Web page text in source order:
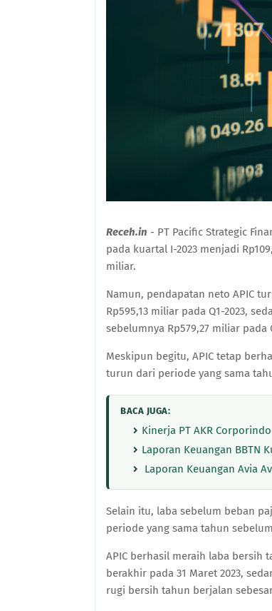
Receh.in - PT Pacific Strategic
pada kuartal I-2023 menjadi
miliar.
Namun, pendapatan neto APIC
Rp595,13 miliar pada Q1-2023,
sebelumnya Rp579,27 miliar pada
Meskipun begitu, APIC tetap
turun dari periode yang sama
BACA JUGA:
Kinerja PT AKR
Laporan Keuangan BBTN
Laporan Keuangan Avia
Selain itu, laba sebelum beban
periode yang sama tahun
APIC berhasil meraih laba bersih
berakhir pada 31 Maret 2023,
rugi bersih tahun berjalan